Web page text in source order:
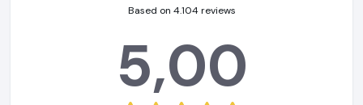
Based on 4.104 reviews
5,00